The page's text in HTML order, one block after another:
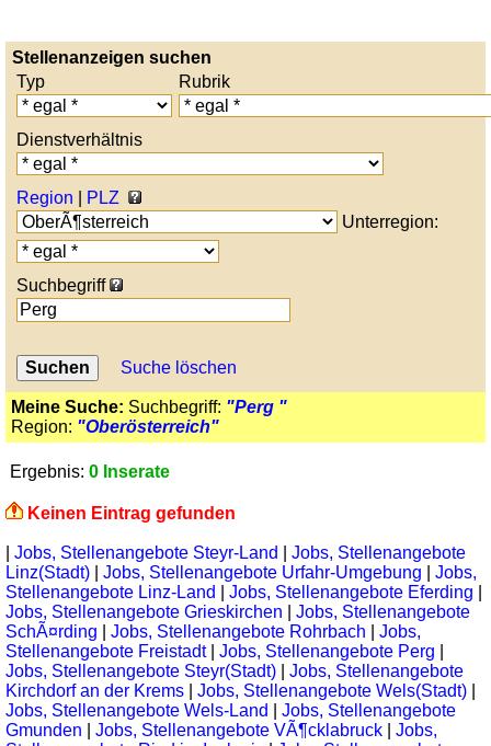
Stellenanzeigen suchen
Typ
Rubrik
Dienstverhältnis
Region
PLZ
Unterregion:
Suchbegriff
Suche löschen
Meine Suche: Suchbegriff: "Perg "
Region: "Oberösterreich"
Ergebnis: 0 Inserate
Keinen Eintrag gefunden
Jobs, Stellenangebote Steyr-Land
Jobs, Stellenangebote
Linz(Stadt)
Jobs, Stellenangebote Urfahr-Umgebung
Jobs,
Stellenangebote Linz-Land
Jobs, Stellenangebote Eferding
Jobs, Stellenangebote Grieskirchen
Jobs, Stellenangebote
SchÃ¤rding
Jobs, Stellenangebote Rohrbach
Jobs,
Stellenangebote Freistadt| Jobs, Stellenangebote Perg
Jobs, Stellenangebote Steyr(Stadt)
Jobs, Stellenangebote
Kirchdorf an der Krems
Jobs, Stellenangebote Wels(Stadt)
Jobs, Stellenangebote Wels-Land
Jobs, Stellenangebote
Gmunden
Jobs, Stellenangebote VÃ¶cklabruck
Jobs,